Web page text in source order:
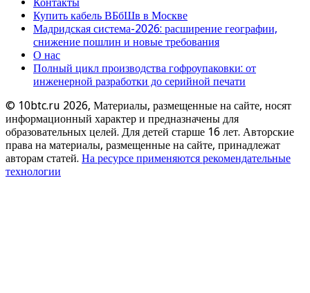
Купить кабель ВБбШв в Москве
Мадридская система-2026: расширение географии,
снижение пошлин и новые требования
О нас
Полный цикл производства гофроупаковки: от
инженерной разработки до серийной печати
© 10btc.ru 2026, Материалы, размещенные на сайте, носят
информационный характер и предназначены для
образовательных целей. Для детей старше 16 лет. Авторские
права на материалы, размещенные на сайте, принадлежат
авторам статей. На ресурсе применяются рекомендательные
технологии